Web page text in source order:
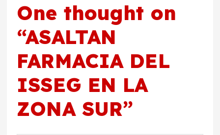
One thought on
“ASALTAN
FARMACIA DEL
ISSEG EN LA
ZONA SUR”